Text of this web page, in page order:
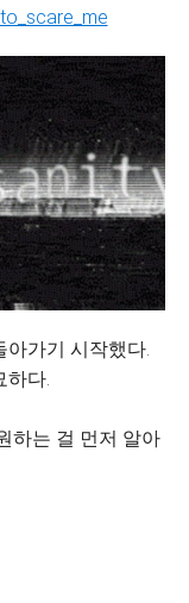
아가기 시작했다.
하다.
하는 걸 먼저 알아